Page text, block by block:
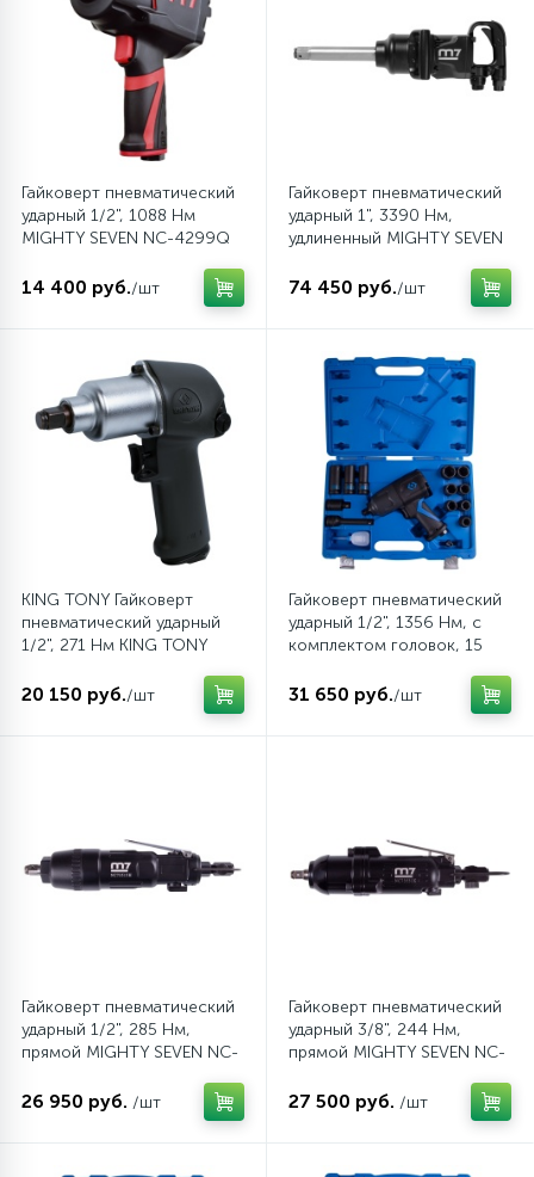
Гайковерт пневматический
ударный 1/2", 1088 Нм
MIGHTY SEVEN NC-4299Q
14 400 руб./шт
Гайковерт пневматический
ударный 1", 3390 Нм,
удлиненный MIGHTY SEVEN
74 450 руб./шт
KING TONY Гайковерт
пневматический ударный
1/2", 271 Hм KING TONY
20 150 руб./шт
Гайковерт пневматический
ударный 1/2", 1356 Нм, с
комплектом головок, 15
44803AMP
31 650 руб./шт
Гайковерт пневматический
ударный 1/2", 285 Нм,
прямой MIGHTY SEVEN NC-
26 950 руб. /шт
Гайковерт пневматический
ударный 3/8", 244 Нм,
прямой MIGHTY SEVEN NC-
27 500 руб. /шт